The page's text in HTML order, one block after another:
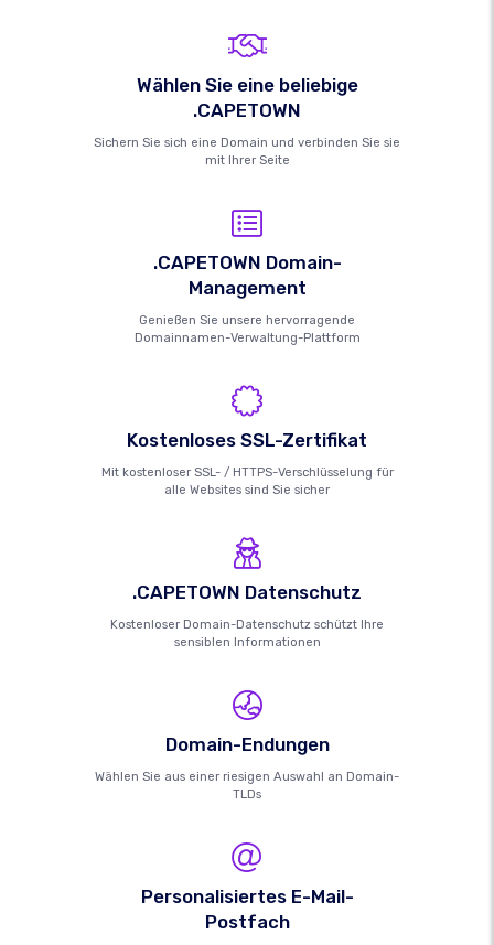
Wählen Sie eine beliebige
.CAPETOWN
Sichern Sie sich eine Domain und verbinden Sie sie
mit Ihrer Seite
.CAPETOWN Domain-
Management
Genießen Sie unsere hervorragende
Domainnamen-Verwaltung-Plattform
Kostenloses SSL-Zertifikat
Mit kostenloser SSL- / HTTPS-Verschlüsselung für
alle Websites sind Sie sicher
.CAPETOWN Datenschutz
Kostenloser Domain-Datenschutz schützt Ihre
sensiblen Informationen
Domain-Endungen
Wählen Sie aus einer riesigen Auswahl an Domain-
TLDs
Personalisiertes E-Mail-
Postfach